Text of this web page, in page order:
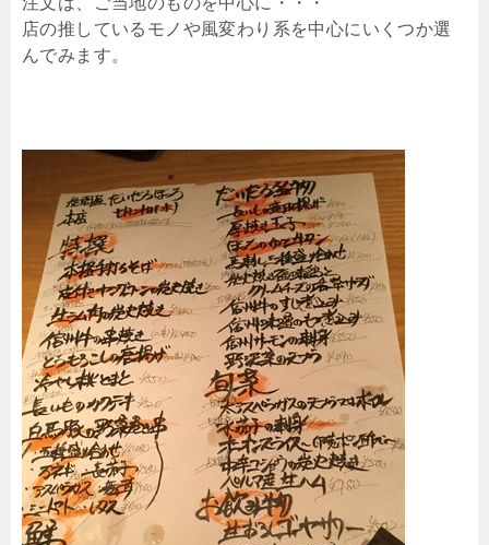
店の推しているモノや風変わり系を中心にいくつか選
んでみます。